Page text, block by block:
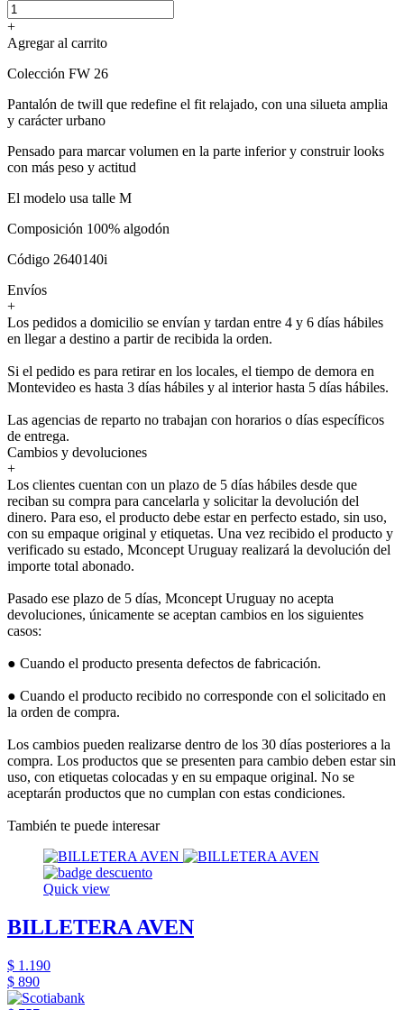
+
Agregar al carrito
Colección FW 26
Pantalón de twill que redefine el fit relajado, con una silueta amplia
y carácter urbano
Pensado para marcar volumen en la parte inferior y construir looks
con más peso y actitud
El modelo usa talle M
Composición 100% algodón
Código 2640140i
Envíos
+
Los pedidos a domicilio se envían y tardan entre 4 y 6 días hábiles
en llegar a destino a partir de recibida la orden.
Si el pedido es para retirar en los locales, el tiempo de demora en
Montevideo es hasta 3 días hábiles y al interior hasta 5 días hábiles.
Las agencias de reparto no trabajan con horarios o días específicos
de entrega.
Cambios y devoluciones
+
Los clientes cuentan con un plazo de 5 días hábiles desde que
reciban su compra para cancelarla y solicitar la devolución del
dinero. Para eso, el producto debe estar en perfecto estado, sin uso,
con su empaque original y etiquetas. Una vez recibido el producto y
verificado su estado, Mconcept Uruguay realizará la devolución del
importe total abonado.
Pasado ese plazo de 5 días, Mconcept Uruguay no acepta
devoluciones, únicamente se aceptan cambios en los siguientes
casos:
● Cuando el producto presenta defectos de fabricación.
● Cuando el producto recibido no corresponde con el solicitado en
la orden de compra.
Los cambios pueden realizarse dentro de los 30 días posteriores a la
compra. Los productos que se presenten para cambio deben estar sin
uso, con etiquetas colocadas y en su empaque original. No se
aceptarán productos que no cumplan con estas condiciones.
También te puede interesar
Quick view
BILLETERA AVEN
$ 1.190
$ 890